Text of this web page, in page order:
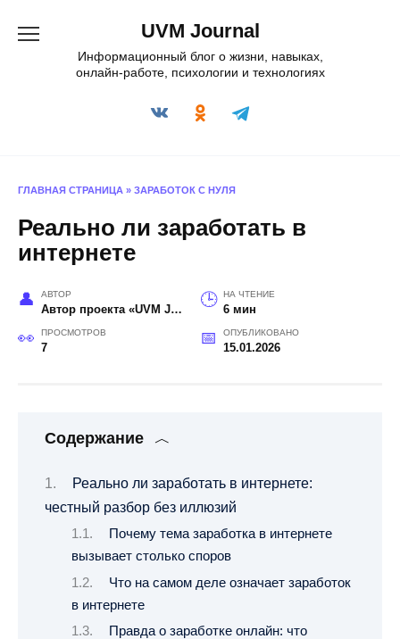
содержанию
UVM Journal
Информационный блог о жизни, навыках,
онлайн-работе, психологии и технологиях
ГЛАВНАЯ СТРАНИЦА » ЗАРАБОТОК С НУЛЯ
Реально ли заработать в
интернете
АВТОР
Автор проекта «UVM Journal»
НА ЧТЕНИЕ
6 мин
ПРОСМОТРОВ
7
ОПУБЛИКОВАНО
15.01.2026
Содержание
Реально ли заработать в интернете:
честный разбор без иллюзий
Почему тема заработка в интернете
вызывает столько споров
Что на самом деле означает заработок
в интернете
Правда о заработке онлайн: что